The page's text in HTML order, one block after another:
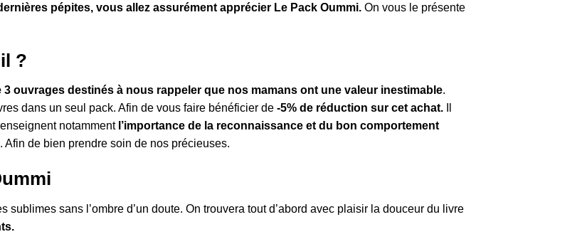
pépites, vous allez assurément apprécier Le Pack Oummi. On vous le présente
?
ouvrages destinés à nous rappeler que nos mamans ont une valeur inestimable.
dans un seul pack. Afin de vous faire bénéficier de -5% de réduction sur cet achat.
notammentl’importance de la reconnaissance et du bon comportement
de bien prendre soin de nos précieuses.
sans l’ombre d’un doute. On trouvera tout d’abord avec plaisir la douceur du livre